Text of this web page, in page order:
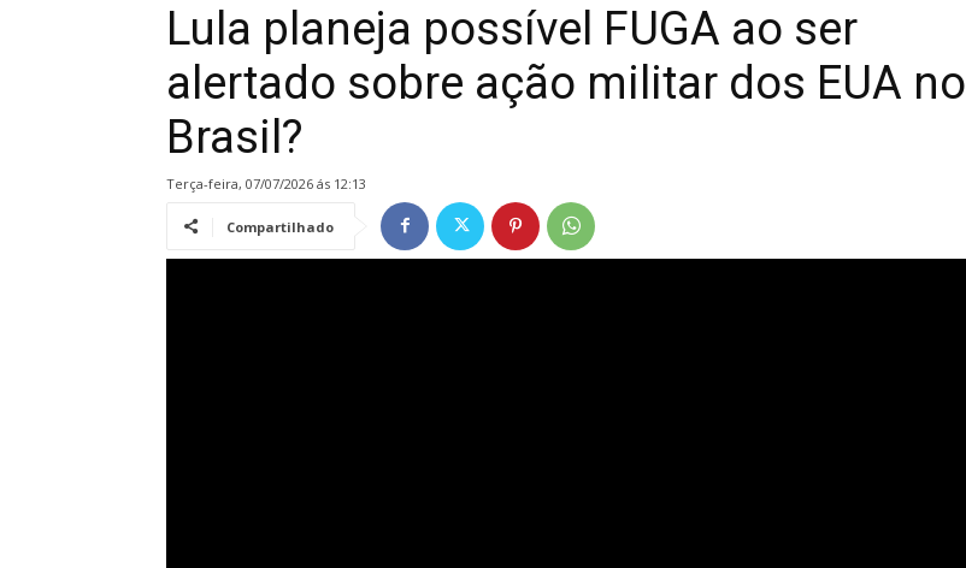
Lula planeja possível FUGA ao ser
alertado sobre ação militar dos EUA no
Brasil?
terça-feira, 07/07/2026 ás 12:13
Compartilhado